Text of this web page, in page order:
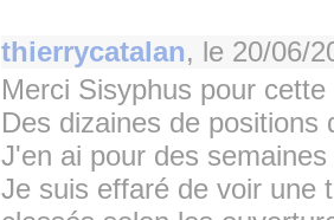
thierrycatalan, le 20/06/
Merci Sisyphus pour
Des dizaines de
J'en ai pour des
Je suis effaré de voir une